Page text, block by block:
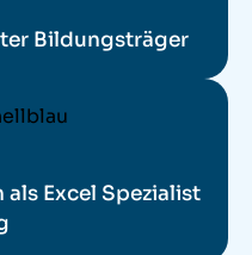
Bildungsträger
als Excel Spezialist